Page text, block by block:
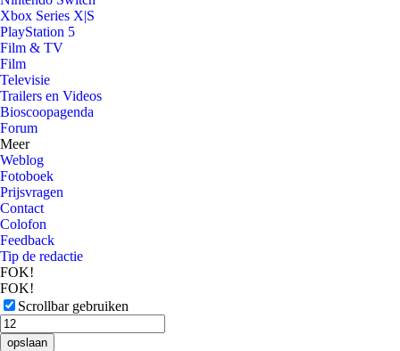
Xbox Series X|S
PlayStation 5
Film & TV
Film
Televisie
Trailers en Videos
Bioscoopagenda
Forum
Meer
Weblog
Fotoboek
Prijsvragen
Contact
Colofon
Feedback
Tip de redactie
FOK!
FOK!
Scrollbar gebruiken
opslaan